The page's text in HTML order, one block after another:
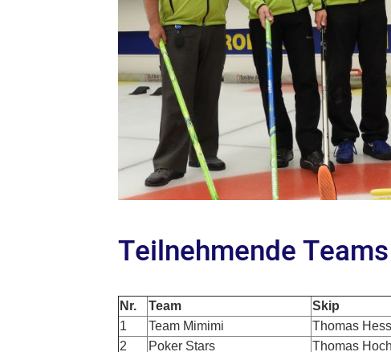
Teilnehmende Teams
Nr. Team Skip
1
Team Mimimi Thomas Hess
2
Poker Stars Thomas Hoch